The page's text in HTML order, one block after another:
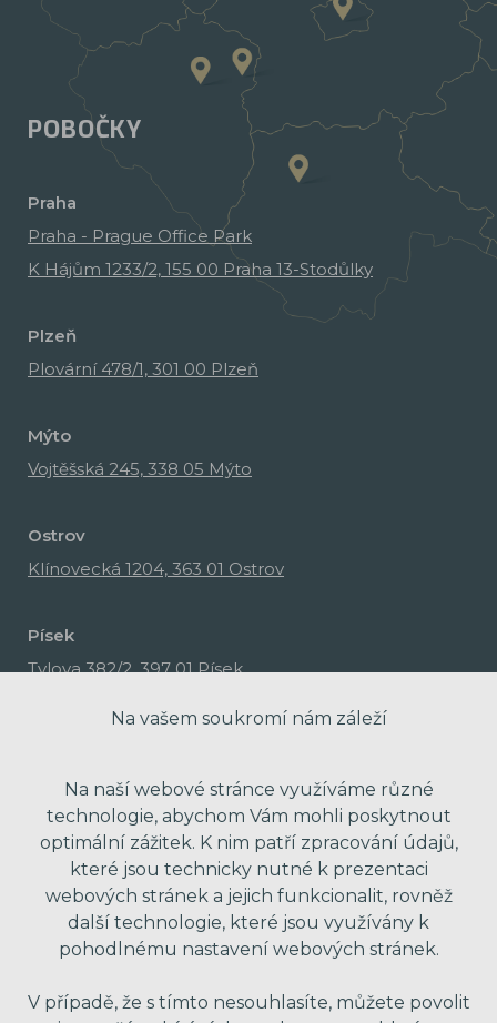
POBOČKY
Praha
Praha - Prague Office Park
K Hájům 1233/2, 155 00 Praha 13-Stodůlky
Plzeň
Plovární 478/1, 301 00 Plzeň
Mýto
Vojtěšská 245, 338 05 Mýto
Ostrov
Klínovecká 1204, 363 01 Ostrov
Písek
Tylova 382/2, 397 01 Písek
Na vašem soukromí nám záleží
Na naší webové stránce využíváme různé
technologie, abychom Vám mohli poskytnout
optimální zážitek. K nim patří zpracování údajů,
které jsou technicky nutné k prezentaci
webových stránek a jejich funkcionalit, rovněž
další technologie, které jsou využívány k
pohodlnému nastavení webových stránek.
V případě, že s tímto nesouhlasíte, můžete povolit